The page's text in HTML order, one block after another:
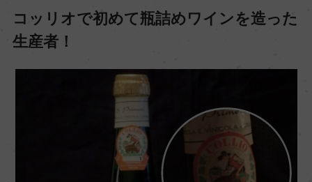
コッリオで初めて瓶詰めワインを造った
生産者！